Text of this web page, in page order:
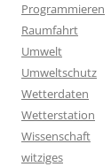
Programmieren
Raumfahrt
Umwelt
Umweltschutz
Wetterdaten
Wetterstation
Wissenschaft
witziges